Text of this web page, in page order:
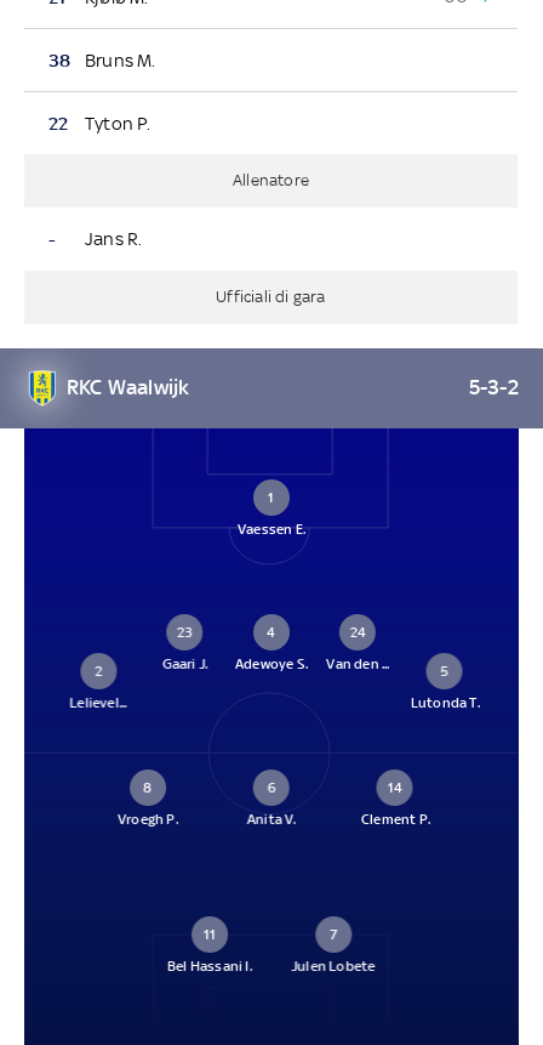
38 Bruns M.
22 Tyton P.
Allenatore
- Jans R.
Ufficiali di gara
RKC Waalwijk 5-3-2
1
Vaessen E.
2
Lelievel...
23
Gaari J.
4
Adewoye S.
24
Van den ...
5
Lutonda T.
8
Vroegh P.
6
Anita V.
14
Clement P.
11
Bel Hassani I.
7
Julen Lobete